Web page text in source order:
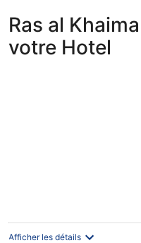
Ras al
votre Hotel
Afficher les détails